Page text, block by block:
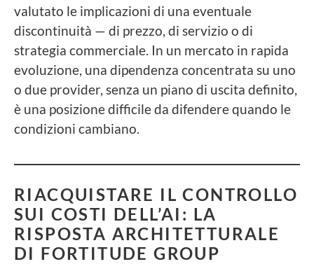
valutato le implicazioni di una eventuale
discontinuità — di prezzo, di servizio o di
strategia commerciale. In un mercato in rapida
evoluzione, una dipendenza concentrata su uno
o due provider, senza un piano di uscita definito,
è una posizione difficile da difendere quando le
condizioni cambiano.
RIACQUISTARE IL CONTROLLO
SUI COSTI DELL’AI: LA
RISPOSTA ARCHITETTURALE
DI FORTITUDE GROUP